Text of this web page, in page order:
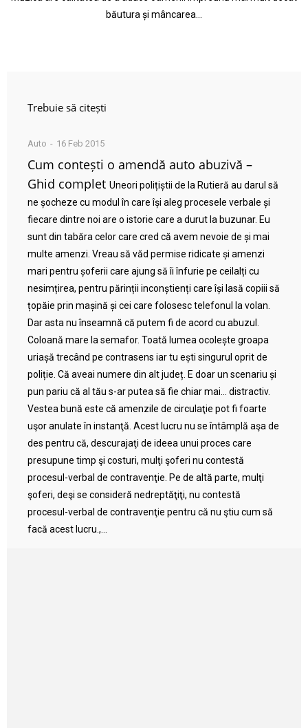
băutura și mâncarea…
Trebuie să citești
Auto 16 Feb 2015
Cum contești o amendă auto abuzivă –
Ghid complet Uneori polițiștii de la Rutieră au darul să
ne șocheze cu modul în care își aleg procesele verbale și
fiecare dintre noi are o istorie care a durut la buzunar. Eu
sunt din tabăra celor care cred că avem nevoie de și mai
multe amenzi. Vreau să văd permise ridicate și amenzi
mari pentru șoferii care ajung să îi înfurie pe ceilalți cu
nesimțirea, pentru părinții inconștienți care își lasă copiii să
țopăie prin mașină și cei care folosesc telefonul la volan.
Dar asta nu înseamnă că putem fi de acord cu abuzul.
Coloană mare la semafor. Toată lumea ocolește groapa
uriașă trecând pe contrasens iar tu ești singurul oprit de
poliție. Că aveai numere din alt județ. E doar un scenariu și
pun pariu că al tău s-ar putea să fie chiar mai… distractiv.
Vestea bună este că amenzile de circulaţie pot fi foarte
uşor anulate în instanţă. Acest lucru nu se întâmplă aşa de
des pentru că, descurajaţi de ideea unui proces care
presupune timp şi costuri, mulţi şoferi nu contestă
procesul-verbal de contravenţie. Pe de altă parte, mulţi
şoferi, deşi se consideră nedreptăţiţi, nu contestă
procesul-verbal de contravenţie pentru că nu ştiu cum să
facă acest lucru.,...